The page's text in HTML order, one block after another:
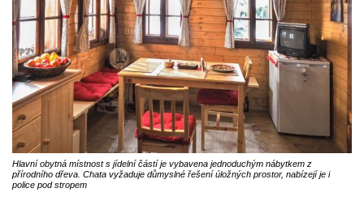
Hlavní obytná místnost s jídelní částí je vybavena jednoduchým nábytkem z
přírodního dřeva. Chata vyžaduje důmyslné řešení úložných prostor, nabízejí je i
police pod stropem